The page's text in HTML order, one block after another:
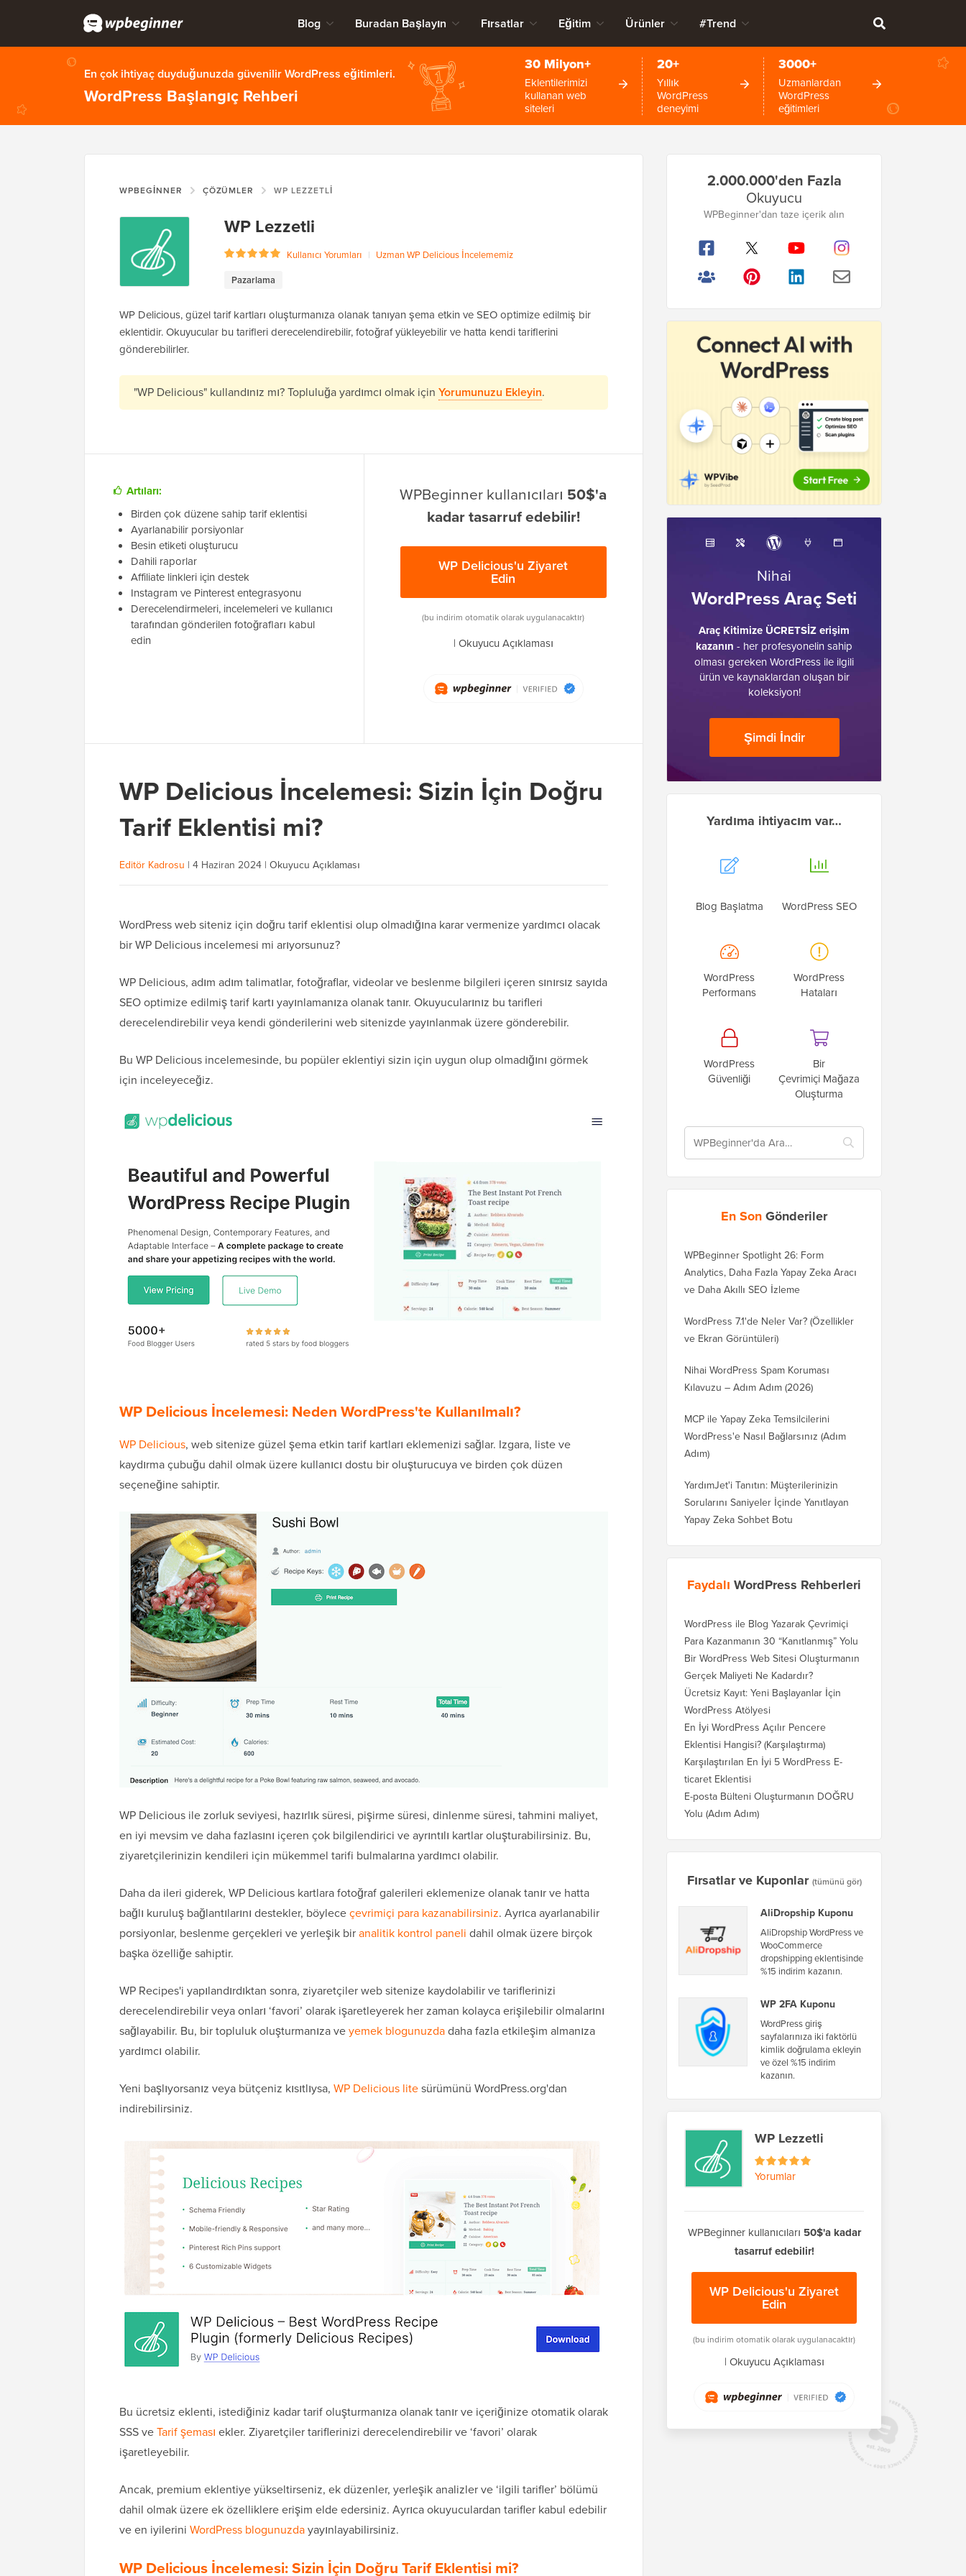
Blog Buradan Başlayın Fırsatlar Eğitim Ürünler #Trend
En çok ihtiyaç duyduğunuzda güvenilir WordPress eğitimleri.
WordPress Başlangıç Rehberi
30 Milyon+
Eklentilerimizi
kullanan web
siteleri
20+
Yıllık
WordPress
deneyimi
3000+
Uzmanlardan
WordPress
eğitimleri
WPBEGINNER ÇÖZÜMLER WP LEZZETLI
WP Lezzetli
Kullanıcı Yorumları | Uzman WP Delicious İncelememiz
Pazarlama
WP Delicious, güzel tarif kartları oluşturmanıza olanak tanıyan şema etkin ve SEO optimize edilmiş bir
eklentidir. Okuyucular bu tarifleri derecelendirebilir, fotoğraf yükleyebilir ve hatta kendi tariflerini
gönderebilirler.
"WP Delicious" kullandınız mı? Topluluğa yardımcı olmak için Yorumunuzu Ekleyin.
Artıları:
Birden çok düzene sahip tarif eklentisi
Ayarlanabilir porsiyonlar
Besin etiketi oluşturucu
Dahili raporlar
Affiliate linkleri için destek
Instagram ve Pinterest entegrasyonu
Derecelendirmeleri, incelemeleri ve kullanıcı
tarafından gönderilen fotoğrafları kabul
edin
WPBeginner kullanıcıları 50$'a
kadar tasarruf edebilir!
WP Delicious'u Ziyaret
Edin
(bu indirim otomatik olarak uygulanacaktır)
| Okuyucu Açıklaması
WP Delicious İncelemesi: Sizin İçin Doğru
Tarif Eklentisi mi?
Editör Kadrosu | 4 Haziran 2024 | Okuyucu Açıklaması
WordPress web siteniz için doğru tarif eklentisi olup olmadığına karar vermenize yardımcı olacak
bir WP Delicious incelemesi mi arıyorsunuz?
WP Delicious, adım adım talimatlar, fotoğraflar, videolar ve beslenme bilgileri içeren sınırsız sayıda
SEO optimize edilmiş tarif kartı yayınlamanıza olanak tanır. Okuyucularınız bu tarifleri
derecelendirebilir veya kendi gönderilerini web sitenizde yayınlanmak üzere gönderebilir.
Bu WP Delicious incelemesinde, bu popüler eklentiyi sizin için uygun olup olmadığını görmek
için inceleyeceğiz.
WP Delicious İncelemesi: Neden WordPress'te Kullanılmalı?
WP Delicious, web sitenize güzel şema etkin tarif kartları eklemenizi sağlar. Izgara, liste ve
kaydırma çubuğu dahil olmak üzere kullanıcı dostu bir oluşturucuya ve birden çok düzen
seçeneğine sahiptir.
WP Delicious ile zorluk seviyesi, hazırlık süresi, pişirme süresi, dinlenme süresi, tahmini maliyet,
en iyi mevsim ve daha fazlasını içeren çok bilgilendirici ve ayrıntılı kartlar oluşturabilirsiniz. Bu,
ziyaretçilerinizin kendileri için mükemmel tarifi bulmalarına yardımcı olabilir.
Daha da ileri giderek, WP Delicious kartlara fotoğraf galerileri eklemenize olanak tanır ve hatta
bağlı kuruluş bağlantılarını destekler, böyleceçevrimiçi para kazanabilirsiniz. Ayrıca ayarlanabilir
porsiyonlar, beslenme gerçekleri ve yerleşik biranalitik kontrol paneli dahil olmak üzere birçok
başka özelliğe sahiptir.
WP Recipes'i yapılandırdıktan sonra, ziyaretçiler web sitenize kaydolabilir ve tariflerinizi
derecelendirebilir veya onları ‘favori’ olarak işaretleyerek her zaman kolayca erişilebilir olmalarını
sağlayabilir. Bu, bir topluluk oluşturmanıza veyemek blogunuzdadaha fazla etkileşim almanıza
yardımcı olabilir.
Yeni başlıyorsanız veya bütçeniz kısıtlıysa, WP Delicious litesürümünü WordPress.org'dan
indirebilirsiniz.
Bu ücretsiz eklenti, istediğiniz kadar tarif oluşturmanıza olanak tanır ve içeriğinize otomatik olarak
SSS veTarif şeması ekler. Ziyaretçiler tariflerinizi derecelendirebilir ve ‘favori’ olarak
işaretleyebilir.
Ancak, premium eklentiye yükseltirseniz, ek düzenler, yerleşik analizler ve ‘ilgili tarifler’ bölümü
dahil olmak üzere ek özelliklere erişim elde edersiniz. Ayrıca okuyuculardan tarifler kabul edebilir
ve en iyilerini WordPress blogunuzdayayınlayabilirsiniz.
WP Delicious İncelemesi: Sizin İçin Doğru Tarif Eklentisi mi?
Kenar
Çubuğu
2.000.000'den Fazla
Okuyucu
WPBeginner'dan taze içerik alın
Nihai
WordPress Araç Seti
Araç Kitimize ÜCRETSİZ erişim
kazanın - her profesyonelin sahip
olması gereken WordPress ile ilgili
ürün ve kaynaklardan oluşan bir
koleksiyon!
Şimdi İndir
Yardıma ihtiyacım var…
Blog Başlatma WordPress SEO
WordPress
Performans
WordPress
Hataları
WordPress
Güvenliği
Bir
Çevrimiçi Mağaza
Oluşturma
En SonGönderiler
WPBeginner Spotlight 26: Form
Analytics, Daha Fazla Yapay Zeka Aracı
ve Daha Akıllı SEO İzleme
WordPress 7.1'de Neler Var? (Özellikler
ve Ekran Görüntüleri)
Nihai WordPress Spam Koruması
Kılavuzu – Adım Adım (2026)
MCP ile Yapay Zeka Temsilcilerini
WordPress'e Nasıl Bağlarsınız (Adım
Adım)
YardımJet'i Tanıtın: Müşterilerinizin
Sorularını Saniyeler İçinde Yanıtlayan
Yapay Zeka Sohbet Botu
Faydalı WordPress Rehberleri
WordPress ile Blog Yazarak Çevrimiçi
Para Kazanmanın 30 “Kanıtlanmış” Yolu
Bir WordPress Web Sitesi Oluşturmanın
Gerçek Maliyeti Ne Kadardır?
Ücretsiz Kayıt: Yeni Başlayanlar İçin
WordPress Atölyesi
En İyi WordPress Açılır Pencere
Eklentisi Hangisi? (Karşılaştırma)
Karşılaştırılan En İyi 5 WordPress E-
ticaret Eklentisi
E-posta Bülteni Oluşturmanın DOĞRU
Yolu (Adım Adım)
Fırsatlar ve Kuponlar (tümünü gör)
AliDropship Kuponu
AliDropship WordPress ve
WooCommerce
dropshipping eklentisinde
%15 indirim kazanın.
WP 2FA Kuponu
WordPress giriş
sayfalarınıza iki faktörlü
kimlik doğrulama ekleyin
ve özel %15 indirim
kazanın.
WP Lezzetli
Yorumlar
WPBeginner kullanıcıları 50$'a kadar
tasarruf edebilir!
WP Delicious'u Ziyaret
Edin
(bu indirim otomatik olarak uygulanacaktır)
| Okuyucu Açıklaması